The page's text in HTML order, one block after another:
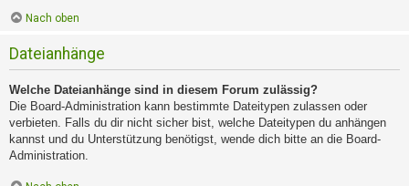
Nach oben
Dateianhänge
Welche Dateianhänge sind in diesem Forum zulässig?
Die Board-Administration kann bestimmte Dateitypen zulassen oder
verbieten. Falls du dir nicht sicher bist, welche Dateitypen du anhängen
kannst und du Unterstützung benötigst, wende dich bitte an die Board-
Administration.